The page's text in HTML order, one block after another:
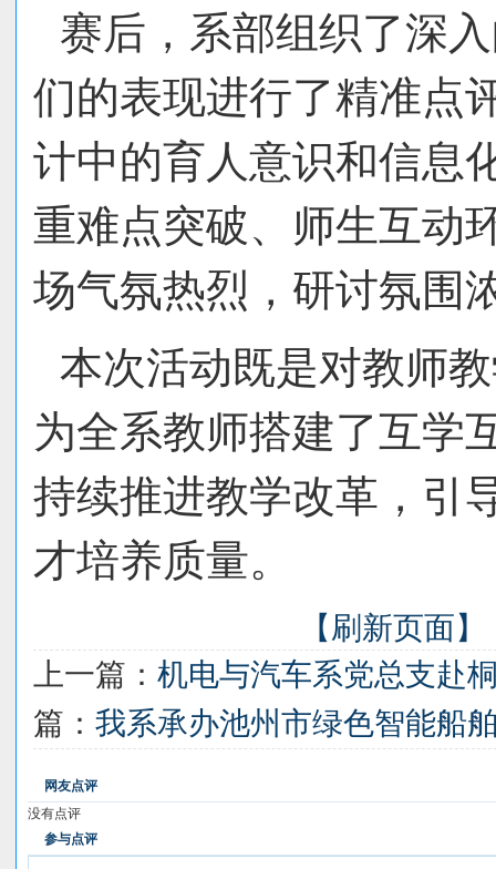
赛后，系部组织了深
们的表现进行了精准点
计中的育人意识和信息
重难点突破、师生互动
场气氛热烈，研讨氛围
本次活动既是对教师
为全系教师搭建了互学
持续推进教学改革，引
才培养质量。
【刷新页面】
上一篇： 机电与汽车系党总支赴
篇： 我系承办池州市绿色智能船
网友点评
没有点评
参与点评